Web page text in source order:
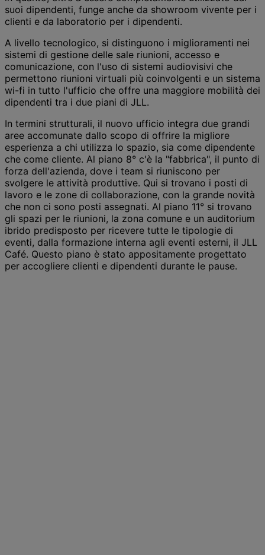
suoi dipendenti, funge anche da showroom vivente per i
clienti e da laboratorio per i dipendenti.
A livello tecnologico, si distinguono i miglioramenti nei
sistemi di gestione delle sale riunioni, accesso e
comunicazione, con l'uso di sistemi audiovisivi che
permettono riunioni virtuali più coinvolgenti e un sistema
wi-fi in tutto l'ufficio che offre una maggiore mobilità dei
dipendenti tra i due piani di JLL.
In termini strutturali, il nuovo ufficio integra due grandi
aree accomunate dallo scopo di offrire la migliore
esperienza a chi utilizza lo spazio, sia come dipendente
che come cliente. Al piano 8° c'è la "fabbrica", il punto di
forza dell'azienda, dove i team si riuniscono per
svolgere le attività produttive. Qui si trovano i posti di
lavoro e le zone di collaborazione, con la grande novità
che non ci sono posti assegnati. Al piano 11° si trovano
gli spazi per le riunioni, la zona comune e un auditorium
ibrido predisposto per ricevere tutte le tipologie di
eventi, dalla formazione interna agli eventi esterni, il JLL
Café. Questo piano è stato appositamente progettato
per accogliere clienti e dipendenti durante le pause.